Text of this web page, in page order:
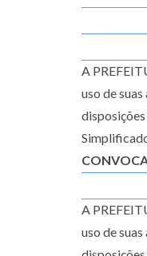
A
uso de
A
uso de